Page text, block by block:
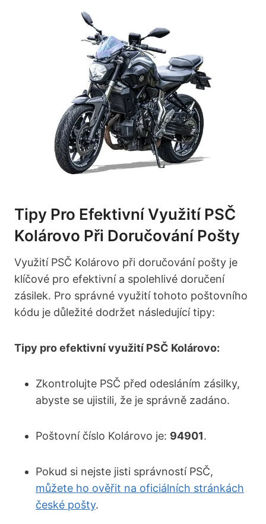
Tipy Pro Efektivní Využití PSČ
Kolárovo Při Doručování Pošty
Využití PSČ Kolárovo při doručování pošty je
klíčové pro efektivní a spolehlivé doručení
zásilek. Pro správné využití tohoto poštovního
kódu je důležité dodržet následující tipy:
Tipy pro efektivní využití PSČ Kolárovo:
Zkontrolujte PSČ před odesláním zásilky,
abyste se ujistili, že je správně zadáno.
Poštovní číslo Kolárovo je: 94901.
Pokud si nejste jisti správností PSČ,
můžete ho ověřit na oficiálních stránkách
české pošty.